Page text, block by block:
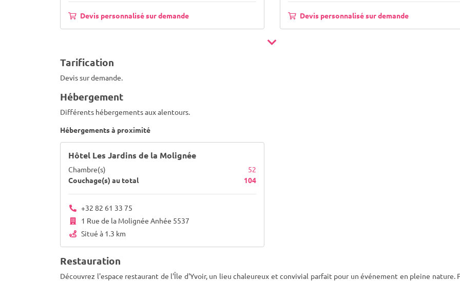
Devis personnalisé sur demande Devis personnalisé sur demande
Tarification
Devis sur demande.
Hébergement
Différents hébergements aux alentours.
Hébergements à proximité
Hôtel Les Jardins de la Molignée
Chambre(s)
52
Couchage(s) au total
104
+32 82 61 33 75
1 Rue de la Molignée Anhée 5537
Situé à 1.3 km
Restauration
Découvrez l'espace restaurant de l'Île d'Yvoir, un lieu chaleureux et convivial parfait pour un événement en pleine nature.